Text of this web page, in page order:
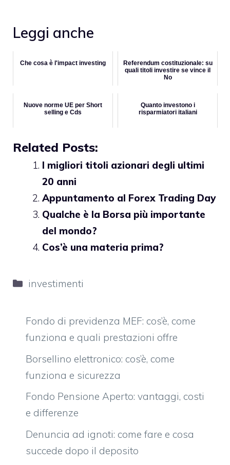
Leggi anche
Che cosa è l'impact investing
Referendum costituzionale: su
quali titoli investire se vince il
No
Nuove norme UE per Short
selling e Cds
Quanto investono i
risparmiatori italiani
Related Posts:
I migliori titoli azionari degli ultimi
20 anni
Appuntamento al Forex Trading Day
Qualche è la Borsa più importante
del mondo?
Cos’è una materia prima?
Categorie
investimenti
Fondo di previdenza MEF: cos’è, come
funziona e quali prestazioni offre
Borsellino elettronico: cos’è, come
funziona e sicurezza
Fondo Pensione Aperto: vantaggi, costi
e differenze
Denuncia ad ignoti: come fare e cosa
succede dopo il deposito